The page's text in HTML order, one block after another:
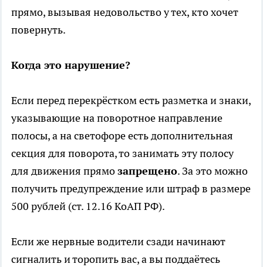
прямо, вызывая недовольство у тех, кто хочет
повернуть.
Когда это нарушение?
Если перед перекрёстком есть разметка и знаки,
указывающие на поворотное направление
полосы, а на светофоре есть дополнительная
секция для поворота, то занимать эту полосу
для движения прямозапрещено. За это можно
получить предупреждение или штраф в размере
500 рублей (ст. 12.16 КоАП РФ).
Если же нервные водители сзади начинают
сигналить и торопить вас, а вы поддаётесь